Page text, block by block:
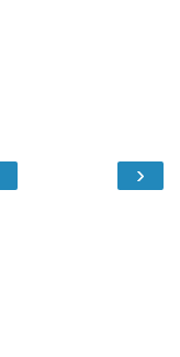
›